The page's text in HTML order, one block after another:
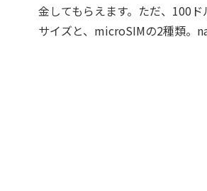
金してもらえます。ただ、100
サイズと、microSIMの2種類。